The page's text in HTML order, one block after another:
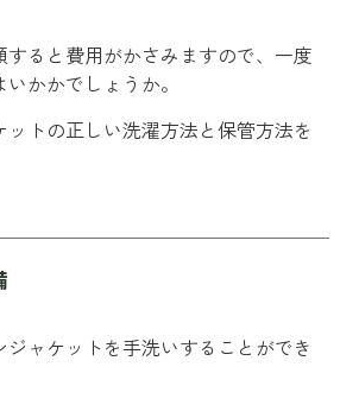
すると費用がかさみますので、一度
かかでしょうか。
トの正しい洗濯方法と保管方法を
ャケットを手洗いすることができ